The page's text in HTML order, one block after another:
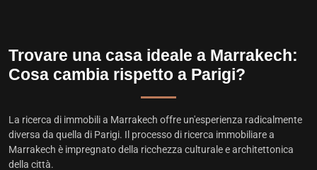
Trovare una casa ideale a Marrakech:
Cosa cambia rispetto a Parigi?
La ricerca di immobili a Marrakech offre un'esperienza radicalmente
diversa da quella di Parigi. Il processo di ricerca immobiliare a
Marrakech è impregnato della ricchezza culturale e architettonica
della città.